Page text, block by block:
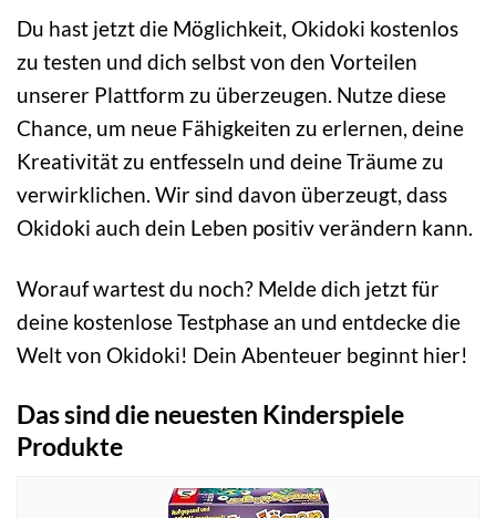
Du hast jetzt die Möglichkeit, Okidoki kostenlos
zu testen und dich selbst von den Vorteilen
unserer Plattform zu überzeugen. Nutze diese
Chance, um neue Fähigkeiten zu erlernen, deine
Kreativität zu entfesseln und deine Träume zu
verwirklichen. Wir sind davon überzeugt, dass
Okidoki auch dein Leben positiv verändern kann.
Worauf wartest du noch? Melde dich jetzt für
deine kostenlose Testphase an und entdecke die
Welt von Okidoki! Dein Abenteuer beginnt hier!
Das sind die neuesten Kinderspiele
Produkte